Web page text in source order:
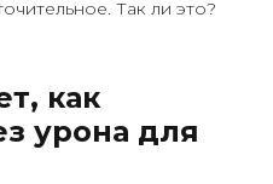
Так ли это?
как
урона для